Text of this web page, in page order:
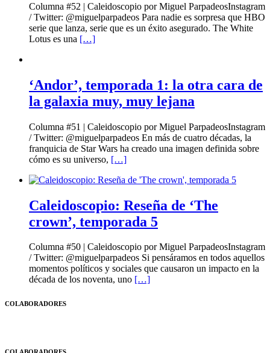
Columna #52 | Caleidoscopio por Miguel ParpadeosInstagram
/ Twitter: @miguelparpadeos Para nadie es sorpresa que HBO
serie que lanza, serie que es un éxito asegurado. The White
Lotus es una […]
‘Andor’, temporada 1: la otra cara de
la galaxia muy, muy lejana
Columna #51 | Caleidoscopio por Miguel ParpadeosInstagram
/ Twitter: @miguelparpadeos En más de cuatro décadas, la
franquicia de Star Wars ha creado una imagen definida sobre
cómo es su universo, […]
Caleidoscopio: Reseña de ‘The
crown’, temporada 5
Columna #50 | Caleidoscopio por Miguel ParpadeosInstagram
/ Twitter: @miguelparpadeos Si pensáramos en todos aquellos
momentos políticos y sociales que causaron un impacto en la
década de los noventa, uno […]
COLABORADORES